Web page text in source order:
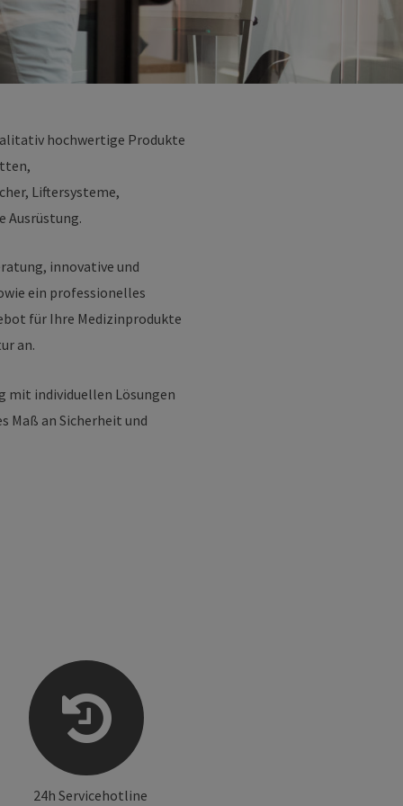
hochwertige Produkte
Liftersysteme,
Ausrüstung.
innovative und
ein professionelles
für Ihre Medizinprodukte
an.
mit individuellen Lösungen
Maß an Sicherheit und
24h Servicehotline